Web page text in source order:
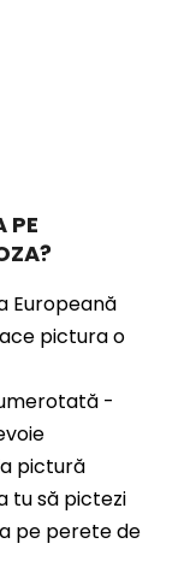
PE
Europeană
pictura o
-
pictură
tu să pictezi
pe perete de